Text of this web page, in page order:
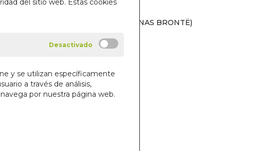
del sitio web. Estas cookies
y se utilizan específicamente
a través de análisis,
por nuestra página web.
ELLIS Y ACTON BELL (HERMANAS BRONTË)
a la cesta